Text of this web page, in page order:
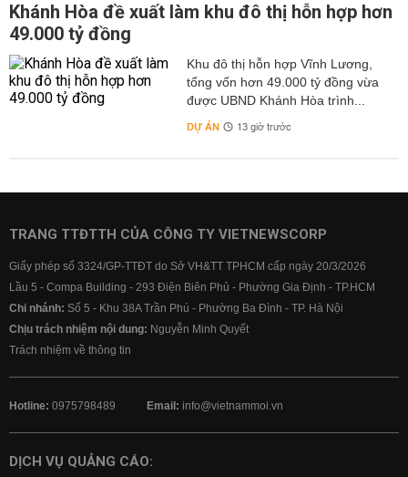
Khánh Hòa đề xuất làm khu đô thị hỗn hợp hơn
49.000 tỷ đồng
Khu đô thị hỗn hợp Vĩnh Lương,
tổng vốn hơn 49.000 tỷ đồng vừa
được UBND Khánh Hòa trình...
DỰ ÁN 13 giờ trước
TRANG TTĐTTH CỦA CÔNG TY VIETNEWSCORP
Giấy phép số 3324/GP-TTĐT do Sở VH&TT TPHCM cấp ngày 20/3/2026
Lầu 5 - Compa Building - 293 Điện Biên Phủ - Phường Gia Định - TP.HCM
Chi nhánh: Số 5 - Khu 38A Trần Phú - Phường Ba Đình - TP. Hà Nội
Chịu trách nhiệm nội dung: Nguyễn Minh Quyết
Trách nhiệm về thông tin
Hotline: 0975798489 Email: info@vietnammoi.vn
DỊCH VỤ QUẢNG CÁO: